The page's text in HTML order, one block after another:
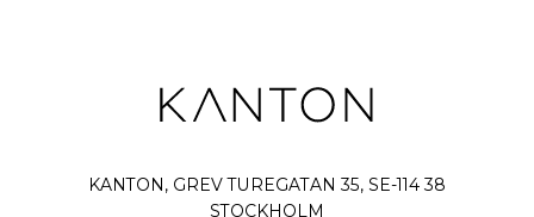
KANTON, GREV TUREGATAN 35, SE-114 38
STOCKHOLM